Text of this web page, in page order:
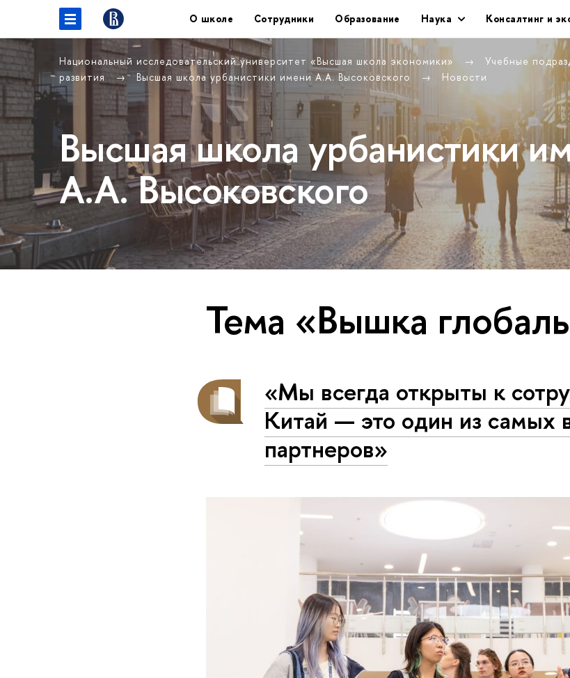
О школе Сотрудники Образование Наука Консалтинг и
Национальный исследовательский университет «Высшая школа экономики» Учебные
развития
Высшая школа урбанистики имени А.А. Высоковского Новости
Высшая школа урбанистики
А.А. Высоковского
Тема «Вышка
«Мы всегда открыты к
Китай — это один из самых
партнеров»